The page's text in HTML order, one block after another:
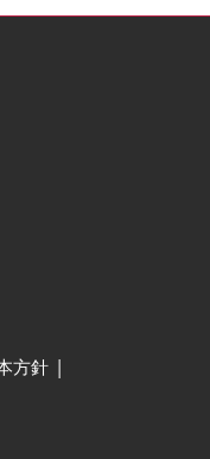
方針